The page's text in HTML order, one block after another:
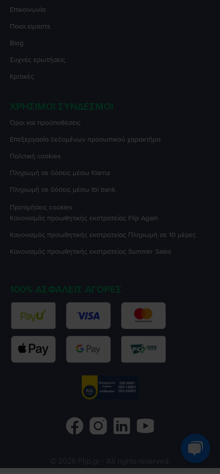
Επικοινωνία
Ποιοι είμαστε
Blog
Συχνές ερωτήσεις
Κριτικές
ΧΡΉΣΙΜΟΙ ΣΎΝΔΕΣΜΟΙ
Όροι και προϋποθέσεις
Επεξεργασία δεδομένων προσωπικού χαρακτήρα
Πολιτική cookies
Πληρωμή σε δόσεις μέσω Klarna
Πληρωμή σε δόσεις μέσω tbi bank
Προτιμήσεις cookies
Κανονισμός προωθητικής εκστρατείας Flip Again
Κανονισμός προωθητικής εκστρατείας Πληρωμή σε 10 μέρες
Κανονισμός προωθητικής εκστρατείας Summer Sales
100% ΑΣΦΑΛΕΊΣ ΑΓΟΡΈΣ